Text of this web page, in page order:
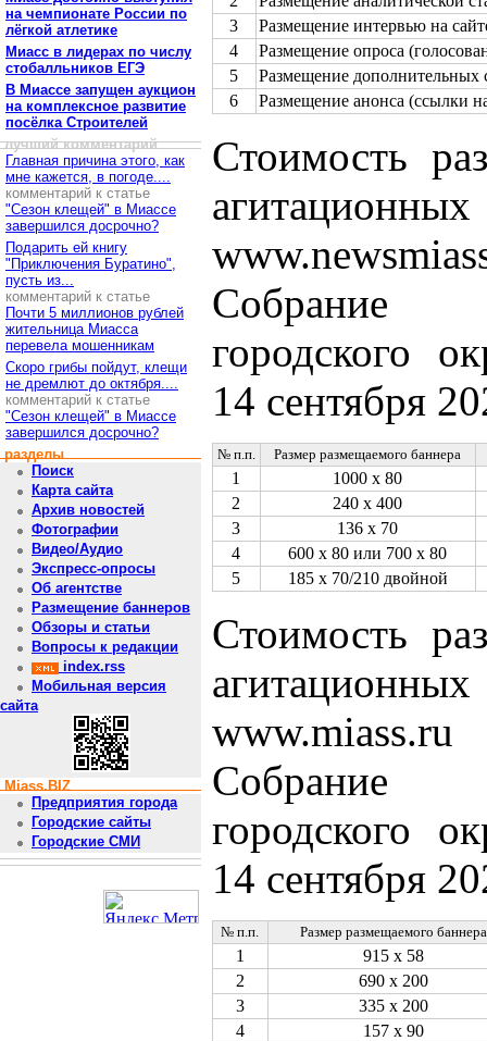
на чемпионате России по
лёгкой атлетике
Миасс в лидерах по числу
стобалльников ЕГЭ
В Миассе запущен аукцион
на комплексное развитие
посёлка Строителей
лучший комментарий
Главная причина этого, как
мне кажется, в погоде....
комментарий к статье
"Сезон клещей" в Миассе
завершился досрочно?
Подарить ей книгу
"Приключения Буратино",
пусть из...
комментарий к статье
Почти 5 миллионов рублей
жительница Миасса
перевела мошенникам
Скоро грибы пойдут, клещи
не дремлют до октября....
комментарий к статье
"Сезон клещей" в Миассе
завершился досрочно?
разделы
Поиск
Карта сайта
Архив новостей
Фотографии
Видео/Аудио
Экспресс-опросы
Об агентстве
Размещение баннеров
Обзоры и статьи
Вопросы к редакции
index.rss
Мобильная версия
сайта
Miass.BIZ
Предприятия города
Городские сайты
Городские СМИ
3
Размещение интервью на
4
Размещение опроса
5
Размещение дополнительных
6
Размещение анонса (ссылки
Стоимость
Собрание
городского
14 сентября
№ п.п. Размер размещаемого баннера
1
1000 х 80
2
240 х 400
3
136 х 70
4
600 х 80 или 700 х 80
5
185 х 70/210 двойной
Стоимость
Собрание
городского
14 сентября
№ п.п. Размер размещаемого баннера
1
915 х 58
2
690 х 200
3
335 х 200
4
157 х 90